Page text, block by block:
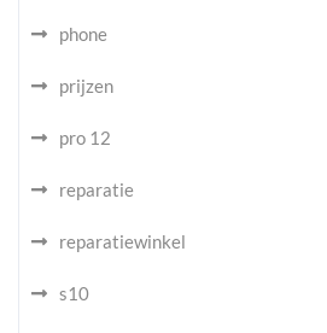
phone
prijzen
pro 12
reparatie
reparatiewinkel
s10